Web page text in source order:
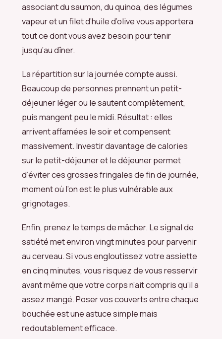
associant du saumon, du quinoa, des légumes
vapeur et un filet d’huile d’olive vous apportera
tout ce dont vous avez besoin pour tenir
jusqu’au dîner.
La répartition sur la journée compte aussi.
Beaucoup de personnes prennent un petit-
déjeuner léger ou le sautent complètement,
puis mangent peu le midi. Résultat : elles
arrivent affamées le soir et compensent
massivement. Investir davantage de calories
sur le petit-déjeuner et le déjeuner permet
d’éviter ces grosses fringales de fin de journée,
moment où l’on est le plus vulnérable aux
grignotages.
Enfin, prenez le temps de mâcher. Le signal de
satiété met environ vingt minutes pour parvenir
au cerveau. Si vous engloutissez votre assiette
en cinq minutes, vous risquez de vous resservir
avant même que votre corps n’ait compris qu’il a
assez mangé. Poser vos couverts entre chaque
bouchée est une astuce simple mais
redoutablement efficace.